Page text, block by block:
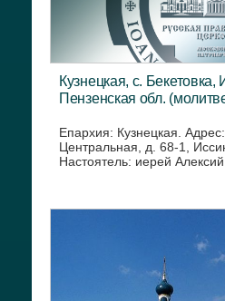
Кузнецкая, с. Бекетовка,
Пензенская обл.
Епархия: Кузнецкая.
Центральная, д. 68-1,
Настоятель: иерей Алексий